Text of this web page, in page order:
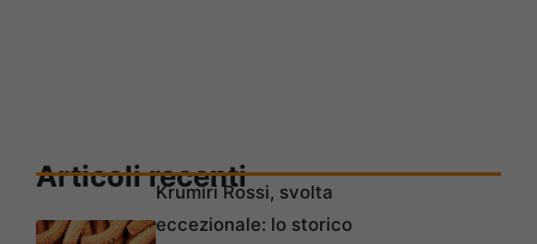
Articoli recentiKrumiri Rossi, svolta
eccezionale: lo storico